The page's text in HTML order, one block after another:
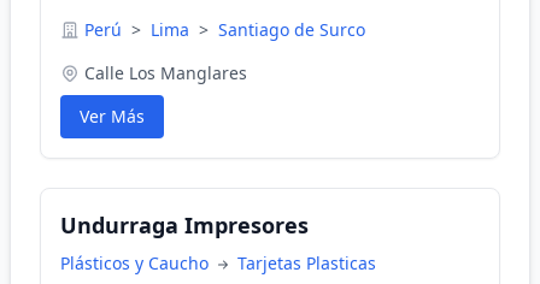
hembras para postura, codornices bebés. - Venta al
granel en cajas de cartón de 1000 unidades. -
Atención a nivel nacional. Teléfono: 956228599
Correo: arturovargas50@yahoo.com Dirección de
Oficina: Calle Los Manglares 199 Dp. 101 Santiago
Perú > Lima > Santiago de Surco
Calle Los Manglares
Ver Más
Undurraga Impresores
Plásticos y Caucho
Tarjetas Plasticas